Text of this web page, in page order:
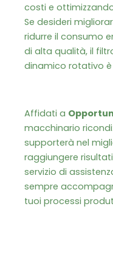
costi e
Se desideri
ridurre il consumo
di alta qualità, il
dinamico rotativo è
Affidati a
macchinario
supporterà nel
raggiungere
servizio di
sempre
tuoi processi